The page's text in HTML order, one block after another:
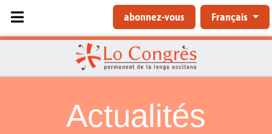
Sélectionnez votre langue
abonnez-vous Français
Actualités